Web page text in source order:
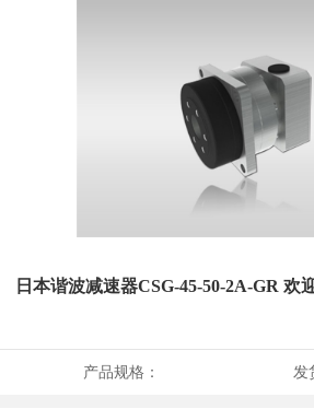
日本谐波减速器CSG-45-50-2A-GR 欢
产品规格： 发